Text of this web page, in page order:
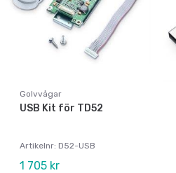
Golvvågar
USB Kit för TD52
Artikelnr: D52-USB
1 705 kr